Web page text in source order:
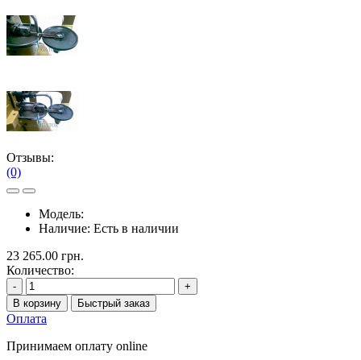
Отзывы:
(0)
Модель:
Наличие: Есть в наличии
23 265.00 грн.
Количество:
-
+
В корзину
Быстрый заказ
Оплата
Принимаем оплату online